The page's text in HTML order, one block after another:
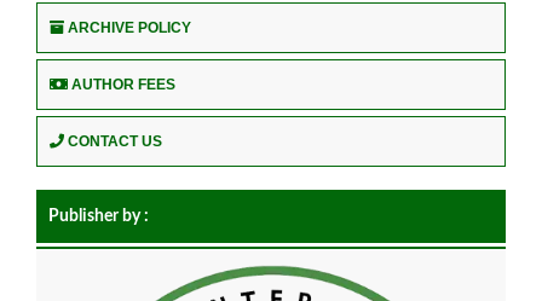
ARCHIVE POLICY
AUTHOR FEES
CONTACT US
Publisher by :